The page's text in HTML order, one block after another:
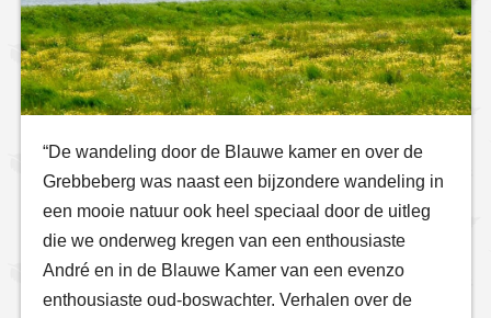
“De wandeling door de Blauwe kamer en over de
Grebbeberg was naast een bijzondere wandeling in
een mooie natuur ook heel speciaal door de uitleg
die we onderweg kregen van een enthousiaste
André en in de Blauwe Kamer van een evenzo
enthousiaste oud-boswachter. Verhalen over de